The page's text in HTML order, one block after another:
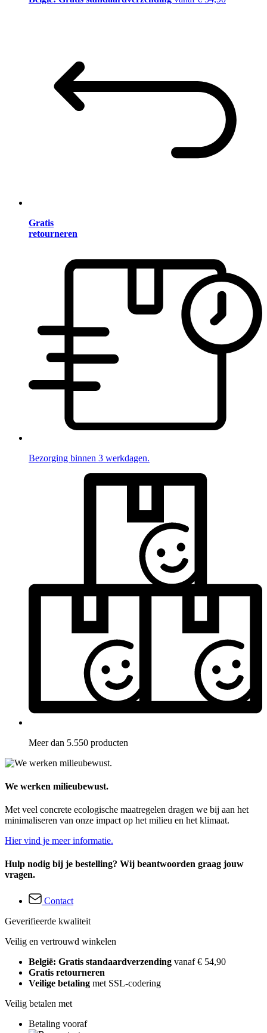
Gratis
retourneren
Bezorging binnen 3 werkdagen.
Meer dan 5.550 producten
We werken milieubewust.
Met veel concrete ecologische maatregelen dragen we bij aan het
minimaliseren van onze impact op het milieu en het klimaat.
Hier vind je meer informatie.
Hulp nodig bij je bestelling? Wij beantwoorden graag jouw
vragen.
Contact
Geverifieerde kwaliteit
Veilig en vertrouwd winkelen
België: Gratis standaardverzending vanaf € 54,90
Gratis retourneren
Veilige betaling met SSL-codering
Veilig betalen met
Betaling vooraf